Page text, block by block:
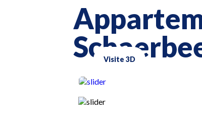
Visite 3D